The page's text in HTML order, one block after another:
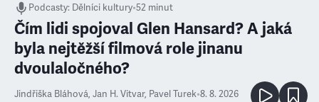
Podcasty: Dělníci kultury•52 minut
Čím lidi spojoval Glen Hansard? A jaká
byla nejtěžší filmová role jinanu
dvoulaločného?
Jindřiška Bláhová, Jan H. Vitvar, Pavel Turek•8. 8. 2026